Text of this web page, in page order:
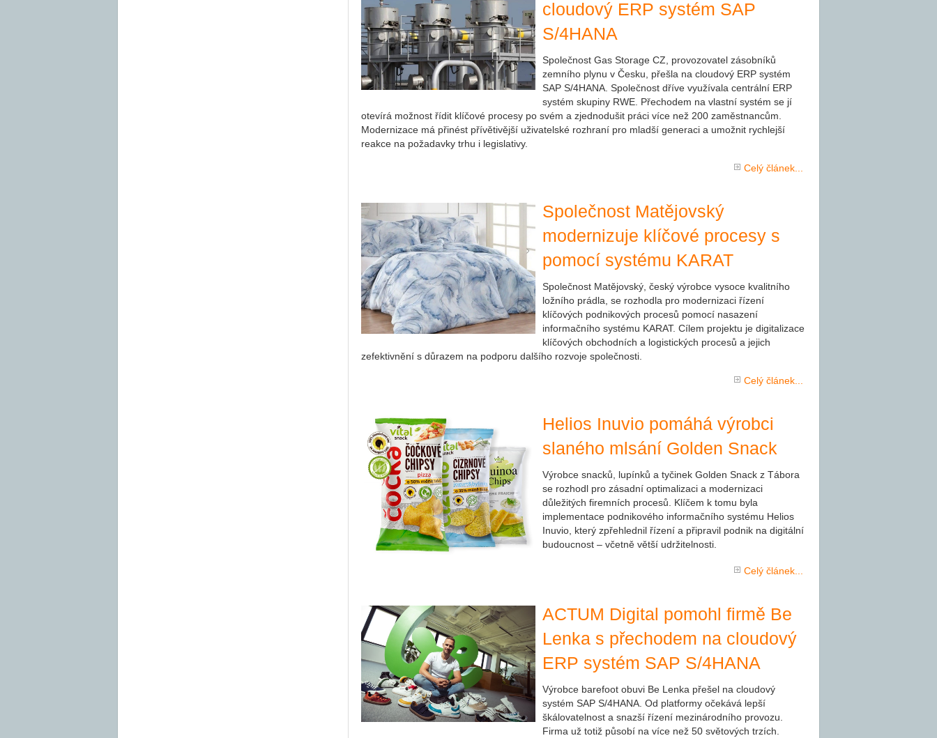
cloudový ERP systém SAP
S/4HANA
Společnost Gas Storage CZ, provozovatel zásobníků
zemního plynu v Česku, přešla na cloudový ERP systém
SAP S/4HANA. Společnost dříve využívala centrální ERP
systém skupiny RWE. Přechodem na vlastní systém se jí
otevírá možnost řídit klíčové procesy po svém a zjednodušit práci více než 200 zaměstnancům.
Modernizace má přinést přívětivější uživatelské rozhraní pro mladší generaci a umožnit rychlejší
reakce na požadavky trhu i legislativy.
Celý článek...
Společnost Matějovský
modernizuje klíčové procesy s
pomocí systému KARAT
Společnost Matějovský, český výrobce vysoce kvalitního
ložního prádla, se rozhodla pro modernizaci řízení
klíčových podnikových procesů pomocí nasazení
informačního systému KARAT. Cílem projektu je digitalizace
klíčových obchodních a logistických procesů a jejich
zefektivnění s důrazem na podporu dalšího rozvoje společnosti.
Celý článek...
Helios Inuvio pomáhá výrobci
slaného mlsání Golden Snack
Výrobce snacků, lupínků a tyčinek Golden Snack z Tábora
se rozhodl pro zásadní optimalizaci a modernizaci
důležitých firemních procesů. Klíčem k tomu byla
implementace podnikového informačního systému Helios
Inuvio, který zpřehlednil řízení a připravil podnik na digitální
budoucnost – včetně větší udržitelnosti.
Celý článek...
ACTUM Digital pomohl firmě Be
Lenka s přechodem na cloudový
ERP systém SAP S/4HANA
Výrobce barefoot obuvi Be Lenka přešel na cloudový
systém SAP S/4HANA. Od platformy očekává lepší
škálovatelnost a snazší řízení mezinárodního provozu.
Firma už totiž působí na více než 50 světových trzích.